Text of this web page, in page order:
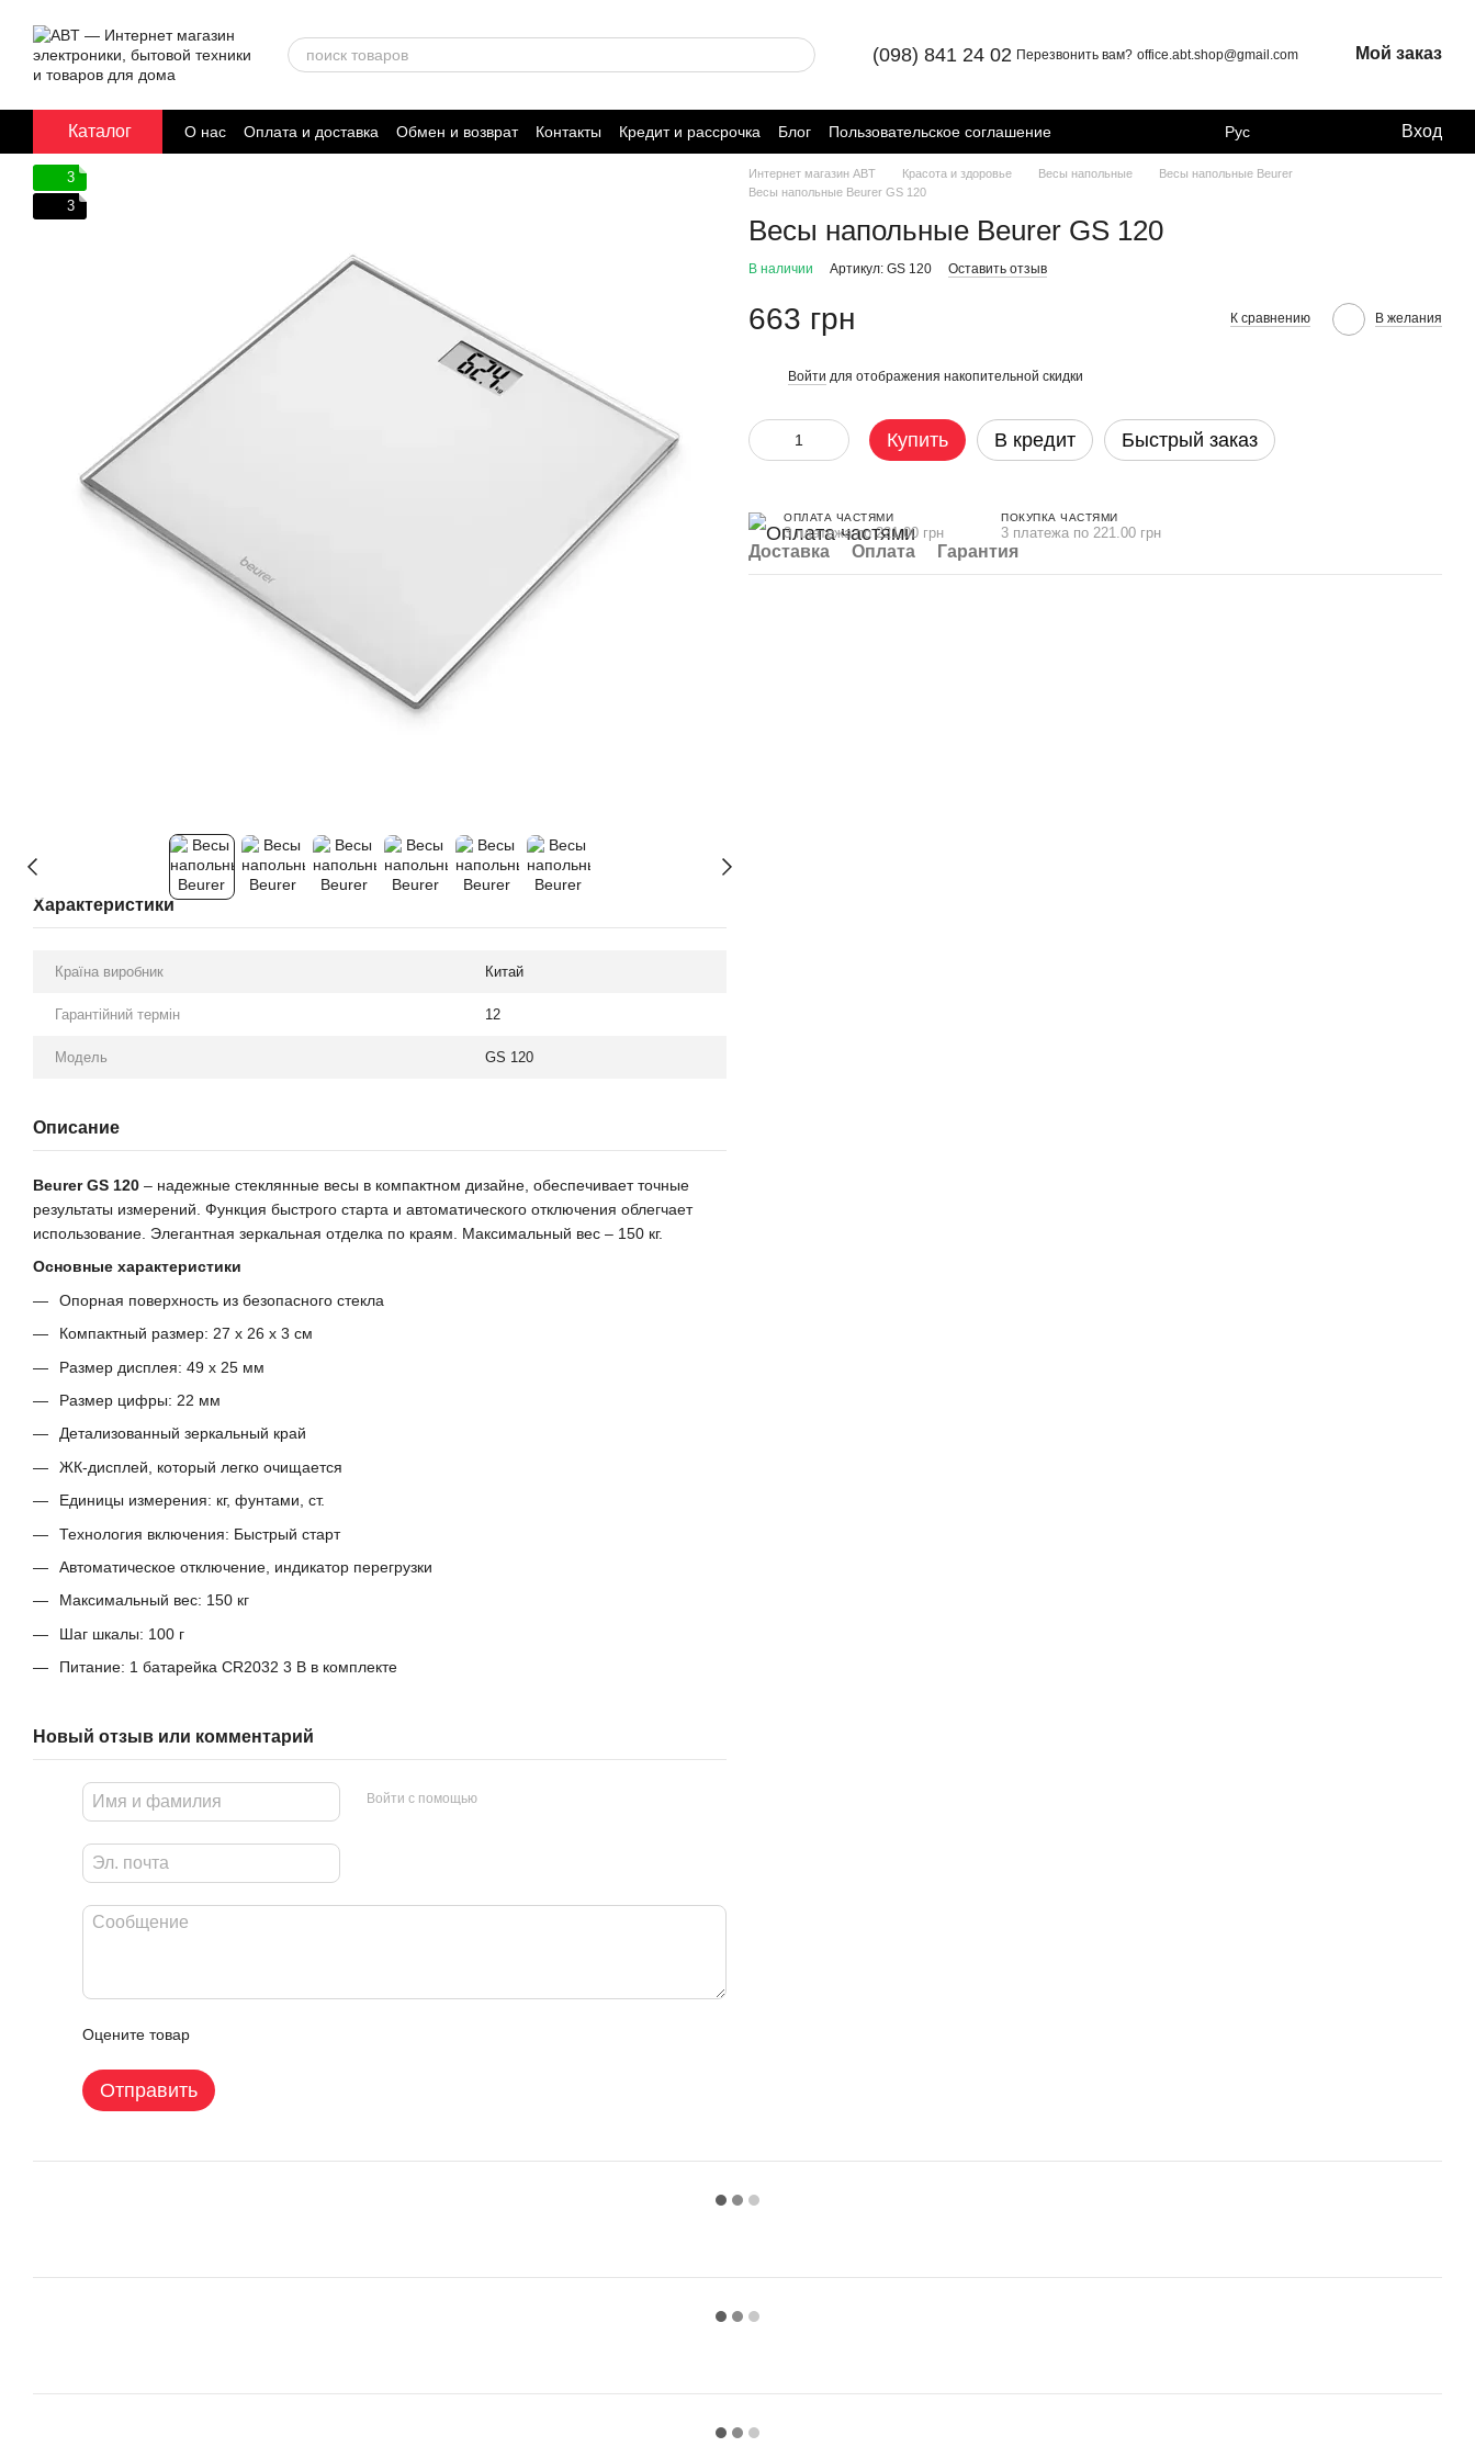
(098) 841 24 02 Перезвонить вам? office.abt.shop@gmail.com Мой заказ
Каталог О нас Оплата и доставка Обмен и возврат Контакты Кредит и рассрочка Блог
Пользовательское соглашение
Договор публичной оферты
Рус Вход
3
3
Характеристики
Країна виробник Китай
Гарантійний термін 12
Модель GS 120
Описание
Beurer GS 120 – надежные стеклянные весы в компактном дизайне, обеспечивает точные
результаты измерений. Функция быстрого старта и автоматического отключения облегчает
использование. Элегантная зеркальная отделка по краям. Максимальный вес – 150 кг.
Основные характеристики
Опорная поверхность из безопасного стекла
Компактный размер: 27 x 26 x 3 см
Размер дисплея: 49 x 25 мм
Размер цифры: 22 мм
Детализованный зеркальный край
ЖК-дисплей, который легко очищается
Единицы измерения: кг, фунтами, ст.
Технология включения: Быстрый старт
Автоматическое отключение, индикатор перегрузки
Максимальный вес: 150 кг
Шаг шкалы: 100 г
Питание: 1 батарейка CR2032 3 В в комплекте
Новый отзыв или комментарий
Войти с помощью
Оцените товар
Отправить
Интернет магазин ABT Красота и здоровье Весы напольные
Весы напольные Beurer
Весы напольные Beurer GS 120
Весы напольные Beurer GS 120
В наличии Артикул: GS 120 Оставить отзыв
663 грн К сравнению В желания
Войти для отображения накопительной скидки
Купить В кредит Быстрый заказ
ОПЛАТА ЧАСТЯМИ
3 платежа по 221.00 грн
ПОКУПКА ЧАСТЯМИ
3 платежа по 221.00 грн
Доставка Оплата Гарантия